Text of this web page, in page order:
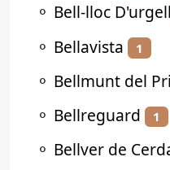
⚬ Bell-lloc D'urgell
⚬ Bellavista 1
⚬ Bellmunt del
⚬ Bellreguard 1
⚬ Bellver de